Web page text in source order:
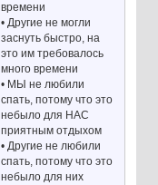
времени
• Другие не могли
заснуть быстро, на
это им требовалось
много времени
• МЫ не любили
спать, потому что это
небыло для НАС
приятным отдыхом
• Другие не любили
спать, потому что это
небыло для них